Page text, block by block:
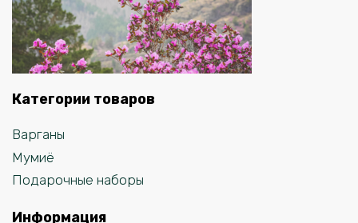
Категории товаров
Варганы
Мумиё
Подарочные наборы
Информация